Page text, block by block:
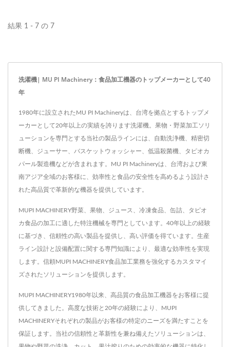
労力を節約する機能によ
縮して生産効率を向上させ
ます。
結果 1 - 7 の 7
洗濯機| MU PI Machinery：食品加工機器のトップメーカーとして40
年
1980年に設立されたMU PI Machineryは、台湾を拠点とするトップメ
ーカーとして20年以上の実績を誇ります洗濯機。果物・野菜加工ソリ
ューションを専門とする当社の製品ラインには、自動洗浄機、精密切
断機、ジューサー、バスケットウォッシャー、低温殺菌機、タピオカ
パール製造機などが含まれます。MU PI Machineryは、台湾および東
南アジア全域のお客様に、効率性と食品の安全性を高めるよう設計さ
れた高品質で革新的な機器を提供しています。
MUPI MACHINERY野菜、果物、ジュース、冷凍食品、缶詰、タピオ
カ食品の加工に適した特注機械を専門としています。40年以上の経験
に基づき、信頼性の高い製品を提供し、高い評価を得ています。生産
ライン設計と設備配置に関する専門知識により、最適な効率性を実現
します。信頼MUPI MACHINERY食品加工業務を強化するカスタマイ
ズされたソリューションを提供します。
MUPI MACHINERY1980年以来、高品質の食品加工機器をお客様に提
供してきました。高度な技術と20年の経験により、MUPI
MACHINERYそれぞれの製品がお客様の特定のニーズを満たすことを
保証します。当社の信頼性と革新性を兼ね備えたソリューションは、